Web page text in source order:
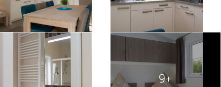
9+